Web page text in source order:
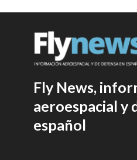
Fly News,
aeroespacial y
español